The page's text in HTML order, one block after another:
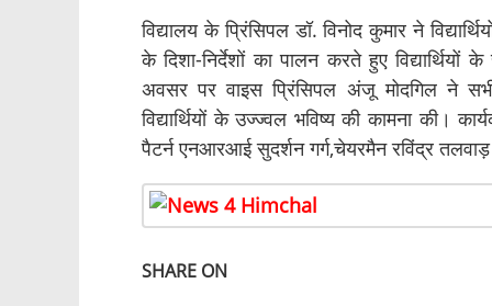
विद्यालय के प्रिंसिपल डॉ. विनोद कुमार ने
के दिशा-निर्देशों का पालन करते हुए
अवसर पर वाइस प्रिंसिपल अंजू मोदगिल ने
विद्यार्थियों के उज्ज्वल भविष्य की कामना की।
पैटर्न एनआरआई सुदर्शन गर्ग,चेयरमैन रविंद्र तलवाड़
SHARE ON